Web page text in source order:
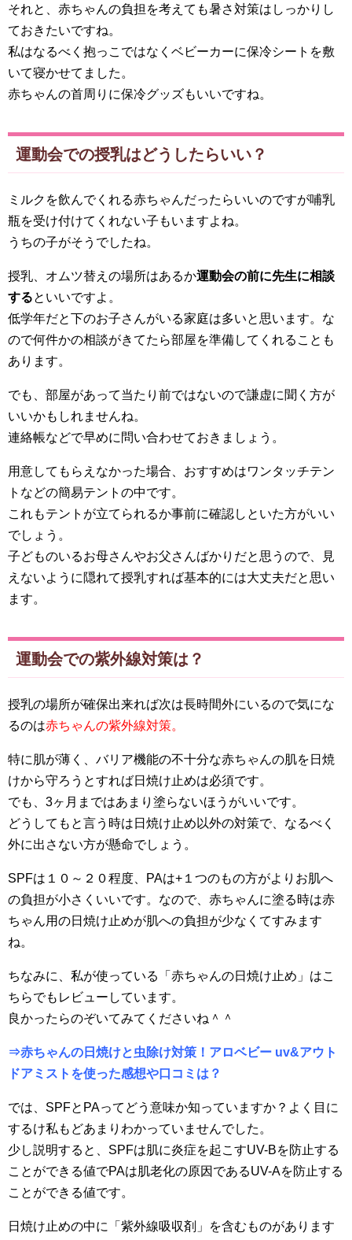
それと、赤ちゃんの負担を考えても暑さ対策はしっかりし
ておきたいですね。
私はなるべく抱っこではなくベビーカーに保冷シートを敷
いて寝かせてました。
赤ちゃんの首周りに保冷グッズもいいですね。
運動会での授乳はどうしたらいい？
ミルクを飲んでくれる赤ちゃんだったらいいのですが哺乳
瓶を受け付けてくれない子もいますよね。
うちの子がそうでしたね。
授乳、オムツ替えの場所はあるか運動会の前に先生に相談
するといいですよ。
低学年だと下のお子さんがいる家庭は多いと思います。な
ので何件かの相談がきてたら部屋を準備してくれることも
あります。
でも、部屋があって当たり前ではないので謙虚に聞く方が
いいかもしれませんね。
連絡帳などで早めに問い合わせておきましょう。
用意してもらえなかった場合、おすすめはワンタッチテン
トなどの簡易テントの中です。
これもテントが立てられるか事前に確認しといた方がいい
でしょう。
子どものいるお母さんやお父さんばかりだと思うので、見
えないように隠れて授乳すれば基本的には大丈夫だと思い
ます。
運動会での紫外線対策は？
授乳の場所が確保出来れば次は長時間外にいるので気にな
るのは赤ちゃんの紫外線対策。
特に肌が薄く、バリア機能の不十分な赤ちゃんの肌を日焼
けから守ろうとすれば日焼け止めは必須です。
でも、3ヶ月まではあまり塗らないほうがいいです。
どうしてもと言う時は日焼け止め以外の対策で、なるべく
外に出さない方が懸命でしょう。
SPFは１０～２０程度、PAは+１つのもの方がよりお肌へ
の負担が小さくいいです。なので、赤ちゃんに塗る時は赤
ちゃん用の日焼け止めが肌への負担が少なくてすみます
ね。
ちなみに、私が使っている「赤ちゃんの日焼け止め」はこ
ちらでもレビューしています。
良かったらのぞいてみてくださいね＾＾
⇒赤ちゃんの日焼けと虫除け対策！アロベビー uv&アウト
ドアミストを使った感想や口コミは？
では、SPFとPAってどう意味か知っていますか？よく目に
するけ私もどあまりわかっていませんでした。
少し説明すると、SPFは肌に炎症を起こすUV-Bを防止する
ことができる値でPAは肌老化の原因であるUV-Aを防止する
ことができる値です。
日焼け止めの中に「紫外線吸収剤」を含むものがあります